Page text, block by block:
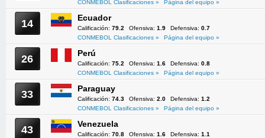
CONMEBOL Clasificaciones »
Página del equipo »
14 Ecuador
Calificación: 79.2 Ofensiva: 1.9 Defensiva: 0.7
CONMEBOL Clasificaciones »
Página del equipo »
26 Perú
Calificación: 75.2 Ofensiva: 1.6 Defensiva: 0.8
CONMEBOL Clasificaciones »
Página del equipo »
33 Paraguay
Calificación: 74.3 Ofensiva: 2.0 Defensiva: 1.2
CONMEBOL Clasificaciones »
Página del equipo »
43 Venezuela
Calificación: 70.8 Ofensiva: 1.6 Defensiva: 1.1